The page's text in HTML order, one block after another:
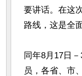
要讲话。在这
路线，这是全
同年8月17日
员，各省、市